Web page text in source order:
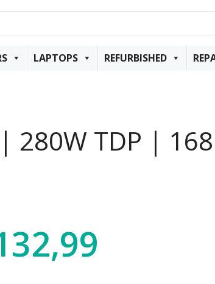
LAPTOPS REFURBISHED
280W TDP |